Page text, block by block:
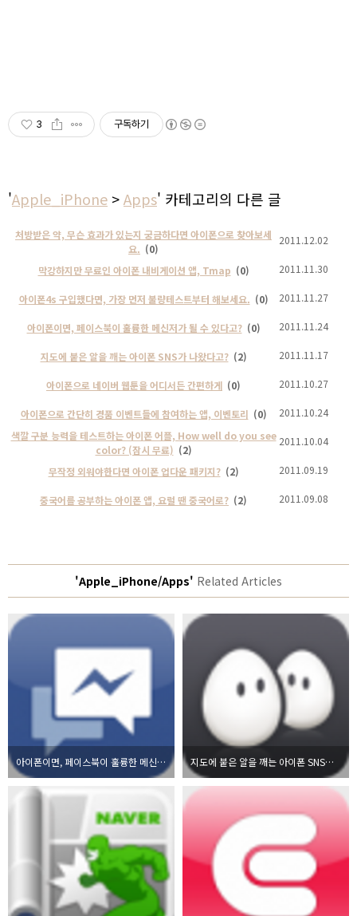
3 구독하기
'Apple_iPhone >Apps' 카테고리의 다른 글
처방받은 약, 무슨 효과가 있는지 궁금하다면 아이폰으로 찾아보세
요. (0)
2011.12.02
막강하지만 무료인 아이폰 내비게이션 앱, Tmap (0) 2011.11.30
아이폰4s 구입했다면, 가장 먼저 불량테스트부터 해보세요. (0) 2011.11.27
아이폰이면, 페이스북이 훌륭한 메신저가 될 수 있다고? (0) 2011.11.24
지도에 붙은 알을 깨는 아이폰 SNS가 나왔다고? (2) 2011.11.17
아이폰으로 네이버 웹툰을 어디서든 간편하게 (0) 2011.10.27
아이폰으로 간단히 경품 이벤트들에 참여하는 앱, 이벤토리 (0)
2011.10.24
색깔 구분 능력을 테스트하는 아이폰 어플, How well do you see
color? (잠시 무료) (2)
2011.10.04
무작정 외워야한다면 아이폰 업다운 패키지? (2) 2011.09.19
중국어를 공부하는 아이폰 앱, 요럴 땐 중국어로? (2) 2011.09.08
'Apple_iPhone/Apps' Related Articles
아이폰이면, 페이스북이 훌륭한 메신저가 될 수 있다고? 지도에 붙은 알을 깨는 아이폰 SNS가 나왔다고?